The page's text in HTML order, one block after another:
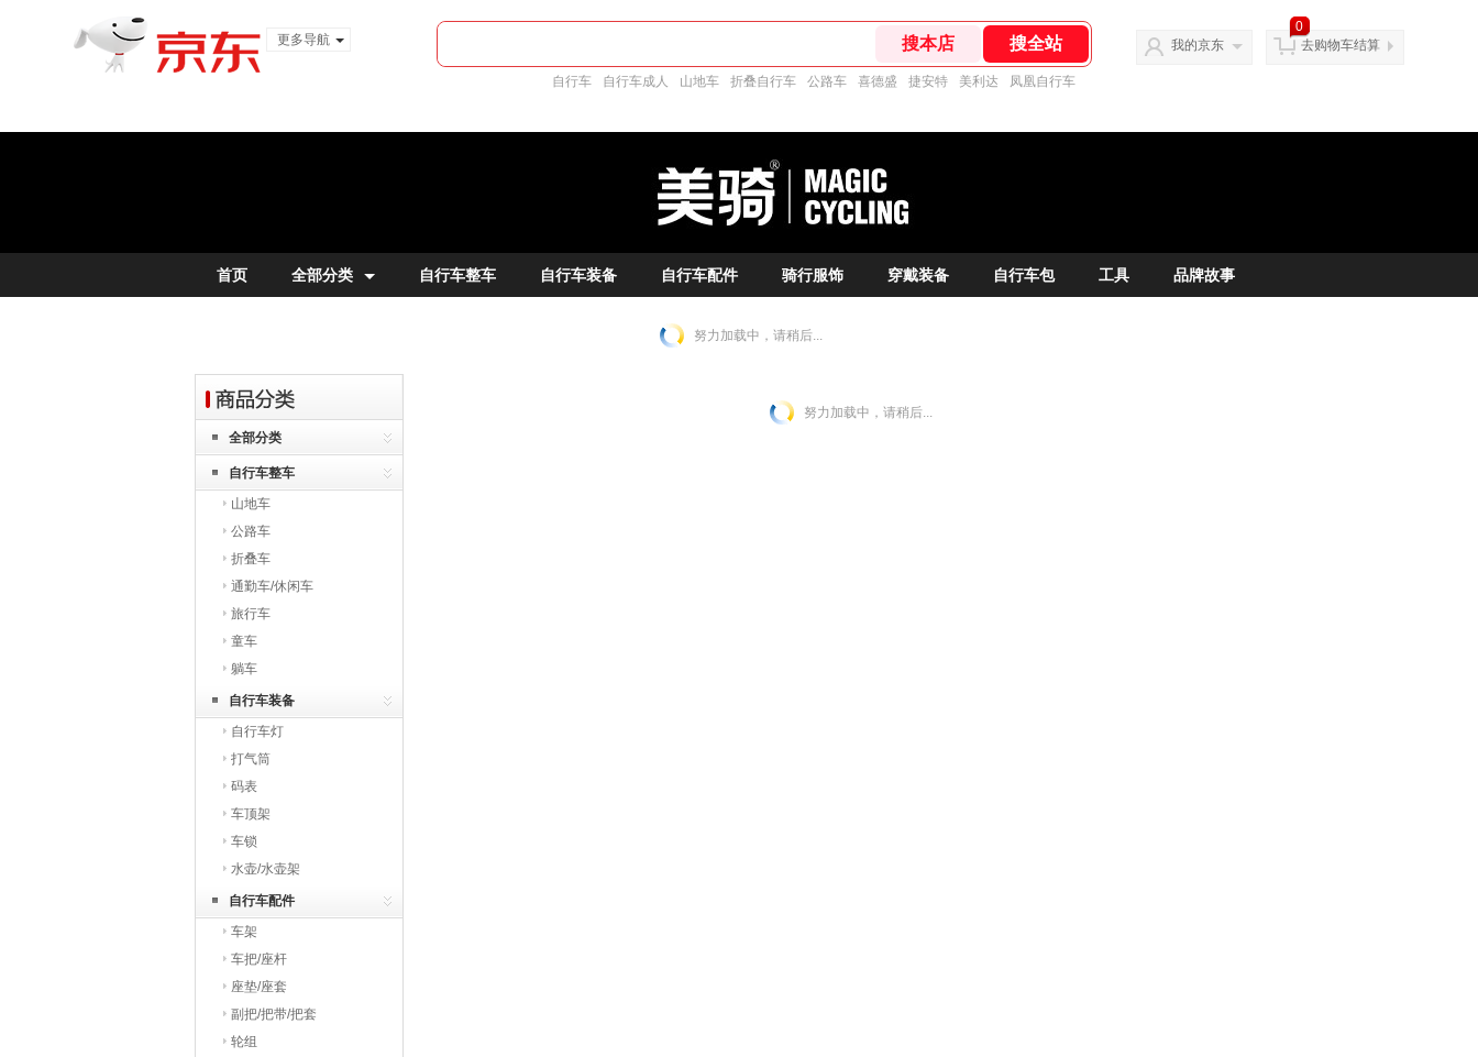
更多导航
自行车 自行车成人 山地车 折叠自行车 公路车 喜德盛 捷安特 美利达 凤凰自行车
我的京东
0
去购物车结算
首页 全部分类 自行车整车 自行车装备 自行车配件 骑行服饰 穿戴装备 自行车包 工具 品牌故事
努力加载中，请稍后...
全部分类
自行车整车
山地车
公路车
折叠车
通勤车/休闲车
旅行车
童车
躺车
自行车装备
自行车灯
打气筒
码表
车顶架
车锁
水壶/水壶架
自行车配件
车架
车把/座杆
座垫/座套
副把/把带/把套
轮组
努力加载中，请稍后...